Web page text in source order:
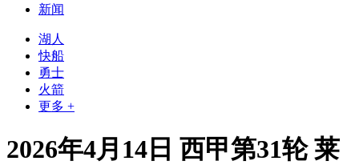
新闻
湖人
快船
勇士
火箭
更多 +
2026年4月14日 西甲第31轮 莱